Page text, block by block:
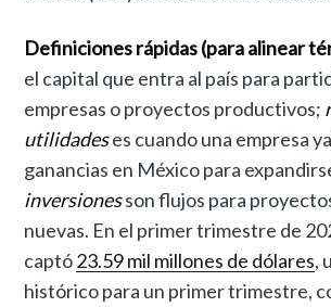
Definiciones rápidas (para alinear
el capital que entra al país para
empresas o proyectos productivos;
utilidadeses cuando una empresa
ganancias en México para
inversionesson flujos para
nuevas. En el primer trimestre de
captó23.59 mil millones de dólares,
histórico para un primer trimestre,